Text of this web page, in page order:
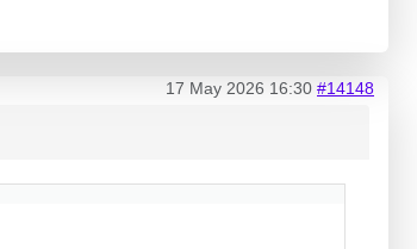
17 May 2026 16:30 #14148